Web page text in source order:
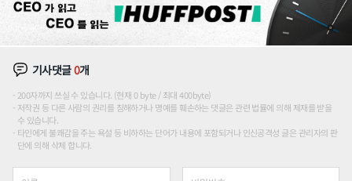
기사댓글0개
200자까지 쓰실 수 있습니다. (현재 0 byte / 최대 400byte)
저작권 등 다른 사람의 권리를 침해하거나 명예를 훼손하는 댓글은 관련 법률에 의해 제재를 받을
수 있습니다.
타인에게 불쾌감을 주는 욕설 등 비하하는 단어가 내용에 포함되거나 인신공격성 글은 관리자의 판
단에 의해 삭제 합니다.